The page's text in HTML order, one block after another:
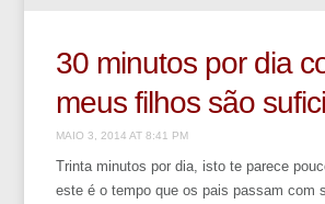
30 minutos por dia
meus filhos são
MAIO 3, 2014 AT 8:41 PM
Trinta minutos por dia, isto te parece
este é o tempo que os pais passam com